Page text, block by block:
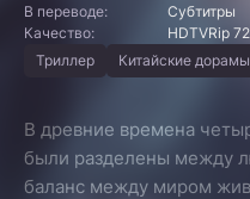
В переводе:
Субтитры
Качество:
HDTVRip
Триллер
Китайские дорамы
В древние времена
были разделены между
баланс между миром